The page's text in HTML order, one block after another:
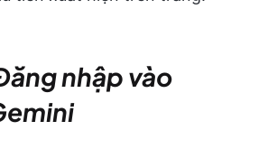
nhập vào